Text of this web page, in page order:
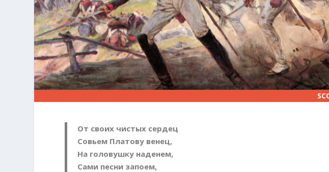
От своих чистых сердец
Совьем Платову венец,
На головушку наденем,
Сами песни запоем,